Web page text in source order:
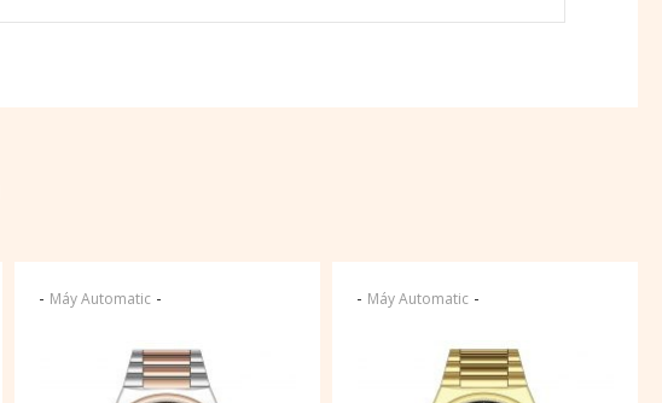
- Máy Automatic - - Máy Automatic -